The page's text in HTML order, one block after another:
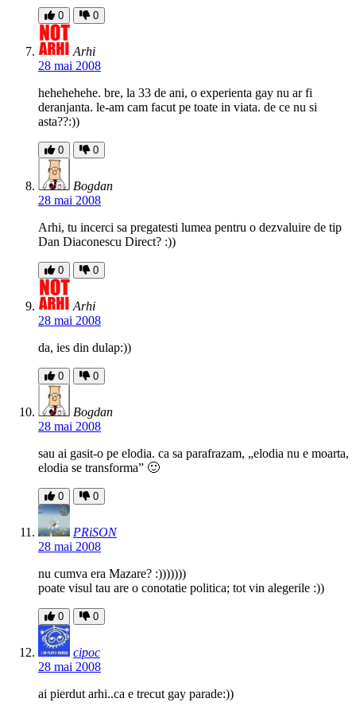
0 0
Arhi
28 mai 2008
hehehehehe. bre, la 33 de ani, o experienta gay nu ar fi
deranjanta. le-am cam facut pe toate in viata. de ce nu si
asta??:))
0 0
Bogdan
28 mai 2008
Arhi, tu incerci sa pregatesti lumea pentru o dezvaluire de tip
Dan Diaconescu Direct? :))
0 0
Arhi
28 mai 2008
da, ies din dulap:))
0 0
Bogdan
28 mai 2008
sau ai gasit-o pe elodia. ca sa parafrazam, „elodia nu e moarta,
elodia se transforma” 🙂
0 0
PRiSON
28 mai 2008
nu cumva era Mazare? :)))))))
poate visul tau are o conotatie politica; tot vin alegerile :))
0 0
cipoc
28 mai 2008
ai pierdut arhi..ca e trecut gay parade:))